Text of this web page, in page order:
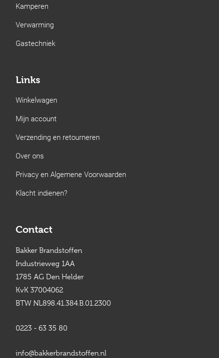
Kamperen
Verwarming
Gastechniek
Links
Winkelwagen
Mijn account
Verzending en retourneren
Over ons
Privacy en Algemene Voorwaarden
Klacht indienen?
Contact
Bakker Brandstoffen
Industrieweg 1AA
1785 AG Den Helder
KvK 37004062
BTW NL898.41.384.B.01.2300
0223 - 63 35 80
info@bakkerbrandstoffen.nl